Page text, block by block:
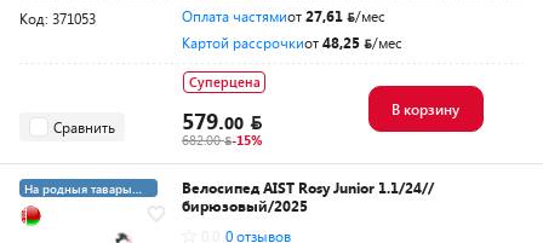
Код: 371053 Оплата частямиот27,61
/мес
Картой рассрочкиот48,25 /мес
Сравнить
Суперцена
579.00
682.00 -15%
В корзину
На родныя тавары
4%
5+19 суперкредит
Велосипед AIST Rosy Junior 1.1/24//
бирюзовый/2025
0 отзывов